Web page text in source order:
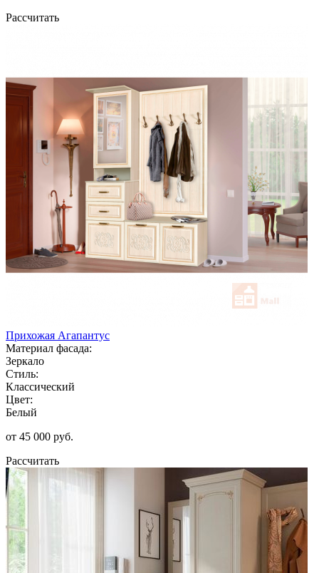
Рассчитать
Прихожая Агапантус
Материал фасада:
Зеркало
Стиль:
Классический
Цвет:
Белый
от 45 000 руб.
Рассчитать